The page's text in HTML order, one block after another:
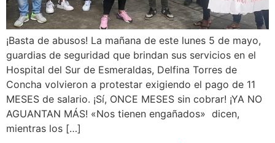
¡Basta de abusos! La mañana de este lunes 5 de mayo,
guardias de seguridad que brindan sus servicios en el
Hospital del Sur de Esmeraldas, Delfina Torres de
Concha volvieron a protestar exigiendo el pago de 11
MESES de salario. ¡Sí, ONCE MESES sin cobrar! ¡YA NO
AGUANTAN MÁS! «Nos tienen engañados» dicen,
mientras los […]